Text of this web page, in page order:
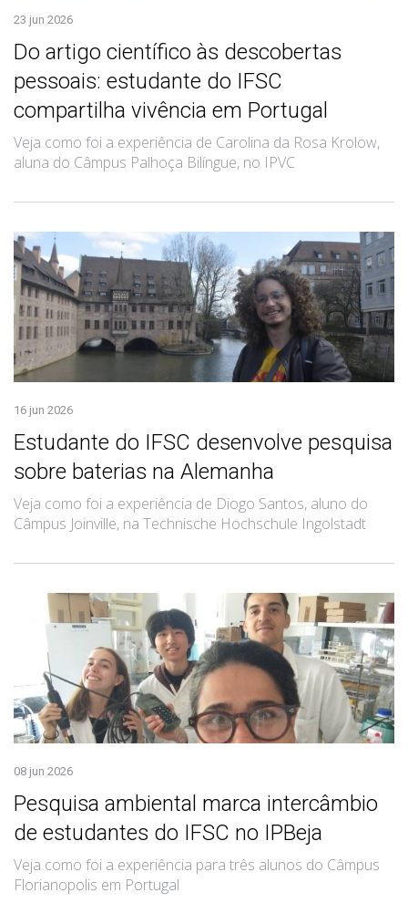
23 jun 2026
Do artigo científico às descobertas
pessoais: estudante do IFSC
compartilha vivência em Portugal
Veja como foi a experiência de Carolina da Rosa Krolow,
aluna do Câmpus Palhoça Bilíngue, no IPVC
16 jun 2026
Estudante do IFSC desenvolve pesquisa
sobre baterias na Alemanha
Veja como foi a experiência de Diogo Santos, aluno do
Câmpus Joinville, na Technische Hochschule Ingolstadt
08 jun 2026
Pesquisa ambiental marca intercâmbio
de estudantes do IFSC no IPBeja
Veja como foi a experiência para três alunos do Câmpus
Florianopolis em Portugal